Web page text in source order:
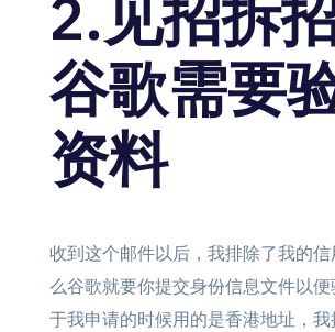
2.见招拆
谷歌需要
资料
收到这个邮件以后，我排除了我的
么谷歌就要你提交身份信息文件以
于我申请的时候用的是香港地址，